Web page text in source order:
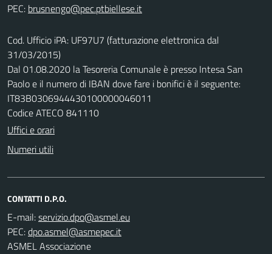
PEC:
Cod. Ufficio iPA: UF97U7 (fatturazione elettronica dal
31/03/2015)
Dal 01.08.2020 la Tesoreria Comunale è presso Intesa San
Paolo e il numero di IBAN dove fare i bonifici è il seguente:
IT83B0306944430100000046011
Codice ATECO 841110
Uffici e orari
Numeri utili
CONTATTI D.P.O.
E-mail:
PEC:
ASMEL Associazione